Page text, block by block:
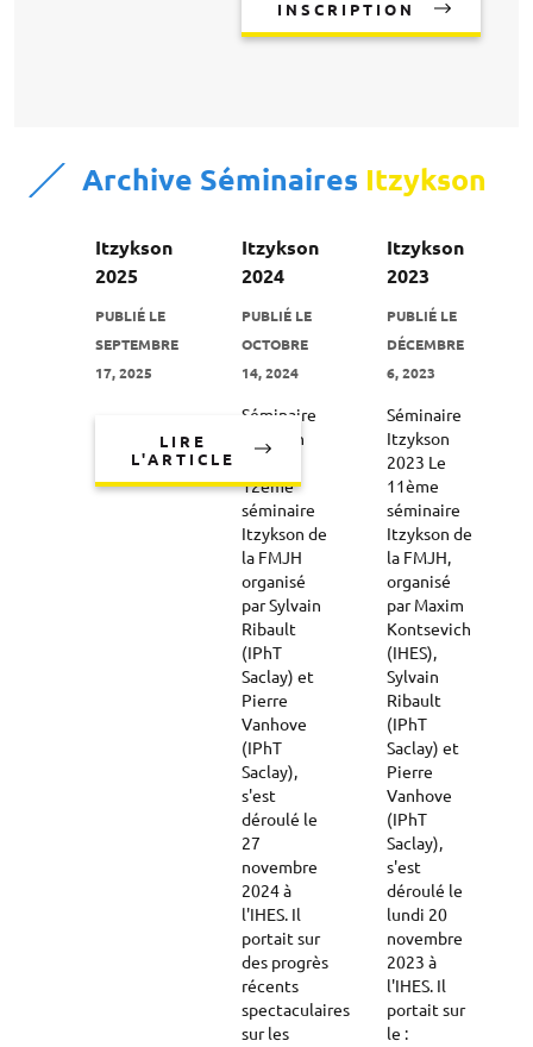
INSCRIPTION
Archive Séminaires Itzykson
Itzykson
2025
PUBLIÉ LE
SEPTEMBRE
17, 2025
LIRE
L'ARTICLE
Itzykson
2024
PUBLIÉ LE
OCTOBRE
14, 2024
Séminaire
Itzykson
12ème
séminaire
Itzykson de
la FMJH
organisé
par Sylvain
Ribault
(IPhT
Saclay) et
Pierre
Vanhove
(IPhT
Saclay),
s'est
déroulé le
27
novembre
2024 à
l'IHES. Il
portait sur
des progrès
récents
spectaculaires
sur les
Itzykson
2023
PUBLIÉ LE
DÉCEMBRE
6, 2023
Séminaire
Itzykson
2023 Le
11ème
séminaire
Itzykson de
la FMJH,
organisé
par Maxim
Kontsevich
(IHES),
Sylvain
Ribault
(IPhT
Saclay) et
Pierre
Vanhove
(IPhT
Saclay),
s'est
déroulé le
lundi 20
novembre
2023 à
l'IHES. Il
portait sur
le :